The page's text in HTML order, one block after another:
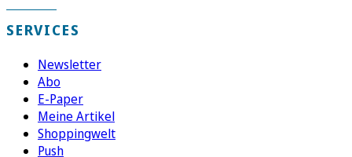
SERVICES
Newsletter
Abo
E-Paper
Meine Artikel
Shoppingwelt
Push